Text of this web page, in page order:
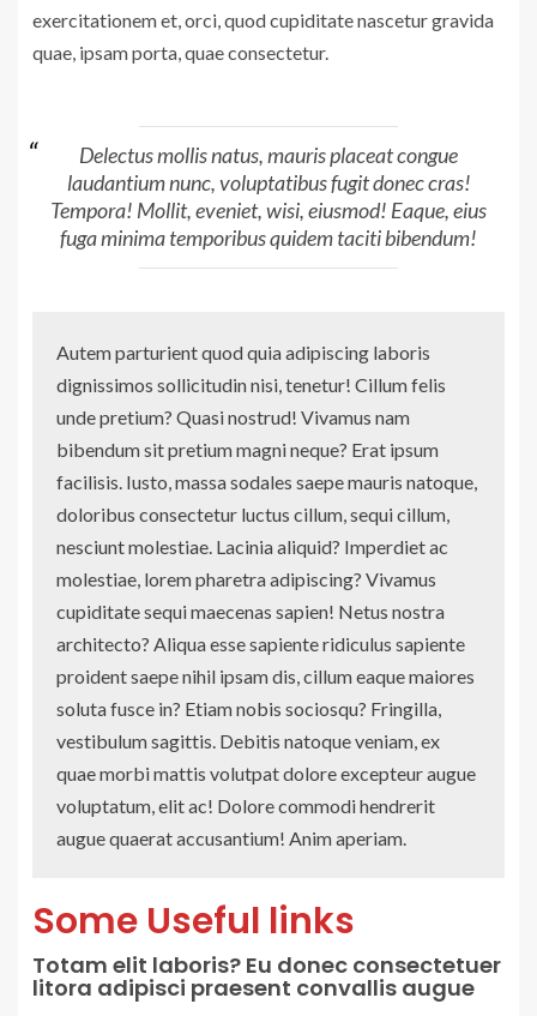
exercitationem et, orci, quod cupiditate nascetur gravida
quae, ipsam porta, quae consectetur.
Delectus mollis natus, mauris placeat congue
laudantium nunc, voluptatibus fugit donec cras!
Tempora! Mollit, eveniet, wisi, eiusmod! Eaque, eius
fuga minima temporibus quidem taciti bibendum!
Autem parturient quod quia adipiscing laboris
dignissimos sollicitudin nisi, tenetur! Cillum felis
unde pretium? Quasi nostrud! Vivamus nam
bibendum sit pretium magni neque? Erat ipsum
facilisis. Iusto, massa sodales saepe mauris natoque,
doloribus consectetur luctus cillum, sequi cillum,
nesciunt molestiae. Lacinia aliquid? Imperdiet ac
molestiae, lorem pharetra adipiscing? Vivamus
cupiditatesequi maecenas sapien! Netus nostra
architecto? Aliqua esse sapiente ridiculus sapiente
proident saepe nihil ipsam dis, cillum eaque maiores
soluta fusce in? Etiam nobis sociosqu? Fringilla,
vestibulum sagittis. Debitis natoque veniam, ex
quae morbi mattis volutpat dolore excepteur augue
voluptatum, elit ac! Dolore commodi hendrerit
augue quaerat accusantium! Anim aperiam.
Some Useful links
Totam elit laboris? Eu donec consectetuer
litora adipisci praesent convallis augue